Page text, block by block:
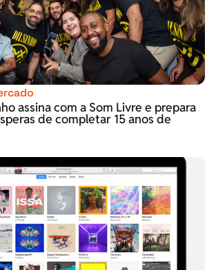
assina com a Som Livre e prepara
de completar 15 anos de